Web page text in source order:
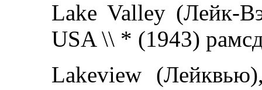
Lake Valley (Лейк-
USA \\ * (1943)
Lakeview